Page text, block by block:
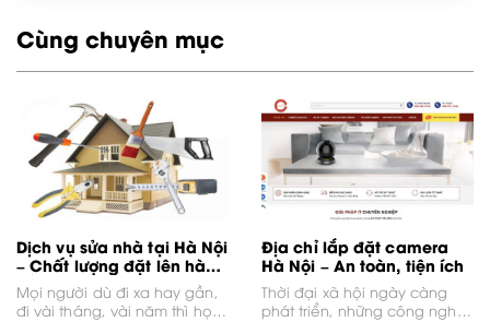
Cùng chuyên mục
Dịch vụ sửa nhà tại Hà Nội
– Chất lượng đặt lên hàng
đầu
Mọi người dù đi xa hay gần,
đi vài tháng, vài năm thì họ
Địa chỉ lắp đặt camera
Hà Nội – An toàn, tiện ích
Thời đại xã hội ngày càng
phát triển, những công nghệ